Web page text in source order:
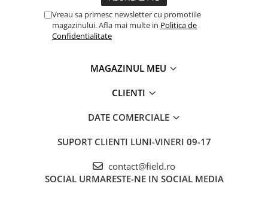
Vreau sa primesc newsletter cu promotiile
magazinului. Afla mai multe in Politica de
Confidentialitate
MAGAZINUL MEU
CLIENTI
DATE COMERCIALE
SUPORT CLIENTI LUNI-VINERI 09-17
contact@field.ro
SOCIAL URMARESTE-NE IN SOCIAL MEDIA